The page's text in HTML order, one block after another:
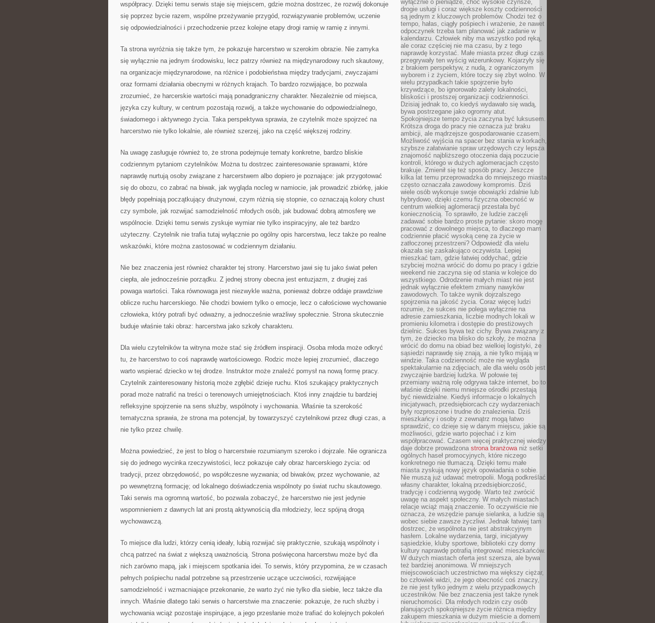
współpracy. Dzięki temu serwis staje się miejscem, gdzie można dostrzec, że rozwój dokonuje
się poprzez bycie razem, wspólne przeżywanie przygód, rozwiązywanie problemów, uczenie
się odpowiedzialności i przechodzenie przez kolejne etapy drogi ramię w ramię z innymi.
Ta strona wyróżnia się także tym, że pokazuje harcerstwo w szerokim obrazie. Nie zamyka
się wyłącznie na jednym środowisku, lecz patrzy również na międzynarodowy ruch skautowy,
na organizacje międzynarodowe, na różnice i podobieństwa między tradycjami, zwyczajami
oraz formami działania obecnymi w różnych krajach. To bardzo rozwijające, bo pozwala
zrozumieć, że harcerskie wartości mają ponadgraniczny charakter. Niezależnie od miejsca,
języka czy kultury, w centrum pozostają rozwój, a także wychowanie do odpowiedzialnego,
świadomego i aktywnego życia. Taka perspektywa sprawia, że czytelnik może spojrzeć na
harcerstwo nie tylko lokalnie, ale również szerzej, jako na część większej rodziny.
Na uwagę zasługuje również to, że strona podejmuje tematy konkretne, bardzo bliskie
codziennym pytaniom czytelników. Można tu dostrzec zainteresowanie sprawami, które
naprawdę nurtują osoby związane z harcerstwem albo dopiero je poznające: jak przygotować
się do obozu, co zabrać na biwak, jak wygląda nocleg w namiocie, jak prowadzić zbiórkę, jakie
błędy popełniają początkujący drużynowi, czym różnią się stopnie, co oznaczają kolory chust
czy symbole, jak rozwijać samodzielność młodych osób, jak budować dobrą atmosferę we
wspólnocie. Dzięki temu serwis zyskuje wymiar nie tylko inspiracyjny, ale też bardzo
użyteczny. Czytelnik nie trafia tutaj wyłącznie po ogólny opis harcerstwa, lecz także po realne
wskazówki, które można zastosować w codziennym działaniu.
Nie bez znaczenia jest również charakter tej strony. Harcerstwo jawi się tu jako świat pełen
ciepła, ale jednocześnie porządku. Z jednej strony obecna jest entuzjazm, z drugiej zaś
powaga wartości. Taka równowaga jest niezwykle ważna, ponieważ dobrze oddaje prawdziwe
oblicze ruchu harcerskiego. Nie chodzi bowiem tylko o emocje, lecz o całościowe wychowanie
człowieka, który potrafi być odważny, a jednocześnie wrażliwy społecznie. Strona skutecznie
buduje właśnie taki obraz: harcerstwa jako szkoły charakteru.
Dla wielu czytelników ta witryna może stać się źródłem inspiracji. Osoba młoda może odkryć
tu, że harcerstwo to coś naprawdę wartościowego. Rodzic może lepiej zrozumieć, dlaczego
warto wspierać dziecko w tej drodze. Instruktor może znaleźć pomysł na nową formę pracy.
Czytelnik zainteresowany historią może zgłębić dzieje ruchu. Ktoś szukający praktycznych
porad może natrafić na treści o terenowych umiejętnościach. Ktoś inny znajdzie tu bardziej
refleksyjne spojrzenie na sens służby, wspólnoty i wychowania. Właśnie ta szerokość
tematyczna sprawia, że strona ma potencjał, by towarzyszyć czytelnikowi przez długi czas, a
nie tylko przez chwilę.
Można powiedzieć, że jest to blog o harcerstwie rozumianym szeroko i dojrzale. Nie ogranicza
się do jednego wycinka rzeczywistości, lecz pokazuje cały obraz harcerskiego życia: od
tradycji, przez obrzędowość, po współczesne wyzwania; od biwaków, przez wychowanie, aż
po wewnętrzną formację; od lokalnego doświadczenia wspólnoty po świat ruchu skautowego.
Taki serwis ma ogromną wartość, bo pozwala zobaczyć, że harcerstwo nie jest jedynie
wspomnieniem z dawnych lat ani prostą aktywnością dla młodzieży, lecz spójną drogą
wychowawczą.
To miejsce dla ludzi, którzy cenią ideały, lubią rozwijać się praktycznie, szukają wspólnoty i
chcą patrzeć na świat z większą uważnością. Strona poświęcona harcerstwu może być dla
nich zarówno mapą, jak i miejscem spotkania idei. To serwis, który przypomina, że w czasach
pełnych pośpiechu nadal potrzebne są przestrzenie uczące uczciwości, rozwijające
samodzielność i wzmacniające przekonanie, że warto żyć nie tylko dla siebie, lecz także dla
innych. Właśnie dlatego taki serwis o harcerstwie ma znaczenie: pokazuje, że ruch służby i
wychowania wciąż pozostaje inspirujące, a jego przesłanie może trafiać do kolejnych pokoleń
wyłącznie o pieniądze, choć wysokie czynsze,
drogie usługi i coraz większe koszty codzienności
są jednym z kluczowych problemów. Chodzi też o
tempo, hałas, ciągły pośpiech i wrażenie, że nawet
odpoczynek trzeba tam planować jak zadanie w
kalendarzu. Człowiek niby ma wszystko pod ręką,
ale coraz częściej nie ma czasu, by z tego
naprawdę korzystać. Małe miasta przez długi czas
przegrywały ten wyścig wizerunkowy. Kojarzyły się
z brakiem perspektyw, z nudą, z ograniczonym
wyborem i z życiem, które toczy się zbyt wolno. W
wielu przypadkach takie spojrzenie było
krzywdzące, bo ignorowało zalety lokalności,
bliskości i prostszej organizacji codzienności.
Dzisiaj jednak to, co kiedyś wydawało się wadą,
bywa postrzegane jako ogromny atut.
Spokojniejsze tempo życia zaczyna być luksusem.
Krótsza droga do pracy nie oznacza już braku
ambicji, ale mądrzejsze gospodarowanie czasem.
Możliwość wyjścia na spacer bez stania w korkach,
szybsze załatwianie spraw urzędowych czy lepsza
znajomość najbliższego otoczenia dają poczucie
kontroli, którego w dużych aglomeracjach często
brakuje. Zmienił się też sposób pracy. Jeszcze
kilka lat temu przeprowadzka do mniejszego miasta
często oznaczała zawodowy kompromis. Dziś
wiele osób wykonuje swoje obowiązki zdalnie lub
hybrydowo, dzięki czemu fizyczna obecność w
centrum wielkiej aglomeracji przestała być
koniecznością. To sprawiło, że ludzie zaczęli
zadawać sobie bardzo proste pytanie: skoro mogę
pracować z dowolnego miejsca, to dlaczego mam
codziennie płacić wysoką cenę za życie w
zatłoczonej przestrzeni? Odpowiedź dla wielu
okazała się zaskakująco oczywista. Lepiej
mieszkać tam, gdzie łatwiej oddychać, gdzie
szybciej można wrócić do domu po pracy i gdzie
weekend nie zaczyna się od stania w kolejce do
wszystkiego. Odrodzenie małych miast nie jest
jednak wyłącznie efektem zmiany nawyków
zawodowych. To także wynik dojrzalszego
spojrzenia na jakość życia. Coraz więcej ludzi
rozumie, że sukces nie polega wyłącznie na
adresie zamieszkania, liczbie modnych lokali w
promieniu kilometra i dostępie do prestiżowych
dzielnic. Sukces bywa też cichy. Bywa związany z
tym, że dziecko ma blisko do szkoły, że można
wrócić do domu na obiad bez wielkiej logistyki, że
sąsiedzi naprawdę się znają, a nie tylko mijają w
windzie. Taka codzienność może nie wygląda
spektakularnie na zdjęciach, ale dla wielu osób jest
zwyczajnie bardziej ludzka. W połowie tej
przemiany ważną rolę odgrywa także internet, bo to
właśnie dzięki niemu mniejsze ośrodki przestają
być niewidzialne. Kiedyś informacje o lokalnych
inicjatywach, przedsiębiorcach czy wydarzeniach
były rozproszone i trudne do znalezienia. Dziś
mieszkańcy i osoby z zewnątrz mogą łatwo
sprawdzić, co dzieje się w danym miejscu, jakie są
możliwości, gdzie warto pojechać i z kim
współpracować. Czasem więcej praktycznej wiedzy
daje dobrze prowadzona strona branżowaniż setki
ogólnych haseł promocyjnych, które niczego
konkretnego nie tłumaczą. Dzięki temu małe
miasta zyskują nowy język opowiadania o sobie.
Nie muszą już udawać metropolii. Mogą podkreślać
własny charakter, lokalną przedsiębiorczość,
tradycję i codzienną wygodę. Warto też zwrócić
uwagę na aspekt społeczny. W małych miastach
relacje wciąż mają znaczenie. To oczywiście nie
oznacza, że wszędzie panuje sielanka, a ludzie są
wobec siebie zawsze życzliwi. Jednak łatwiej tam
dostrzec, że wspólnota nie jest abstrakcyjnym
hasłem. Lokalne wydarzenia, targi, inicjatywy
sąsiedzkie, kluby sportowe, biblioteki czy domy
kultury naprawdę potrafią integrować mieszkańców.
W dużych miastach oferta jest szersza, ale bywa
też bardziej anonimowa. W mniejszych
miejscowościach uczestnictwo ma większy ciężar,
bo człowiek widzi, że jego obecność coś znaczy,
że nie jest tylko jednym z wielu przypadkowych
uczestników. Nie bez znaczenia jest także rynek
nieruchomości. Dla młodych rodzin czy osób
planujących spokojniejsze życie różnica między
zakupem mieszkania w dużym mieście a domem